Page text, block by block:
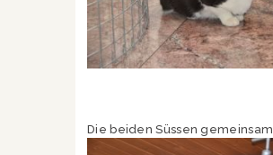
Die beiden Süssen gemeinsam